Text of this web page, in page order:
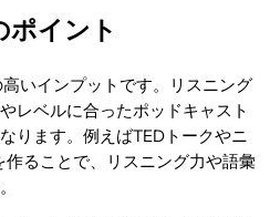
ポイント
いインプットです。リスニング
レベルに合ったポッドキャスト
ります。例えばTEDトークやニ
作ることで、リスニング力や語彙